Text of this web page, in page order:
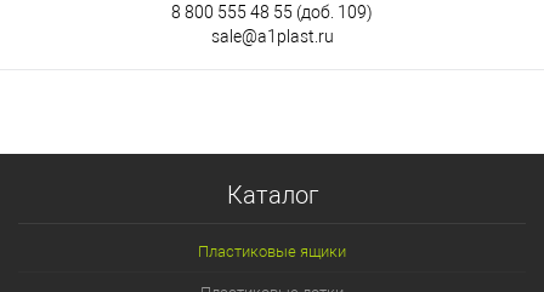
8 800 555 48 55 (доб. 109)
sale@a1plast.ru
Каталог
Пластиковые ящики